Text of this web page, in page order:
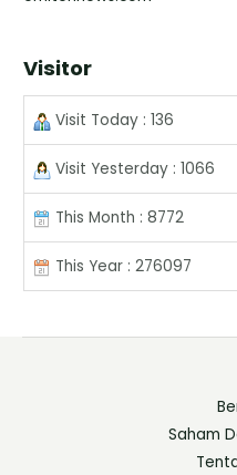
Visitor
Visit Today : 136
Visit Yesterday : 1066
This Month : 8772
This Year : 276097
Saham